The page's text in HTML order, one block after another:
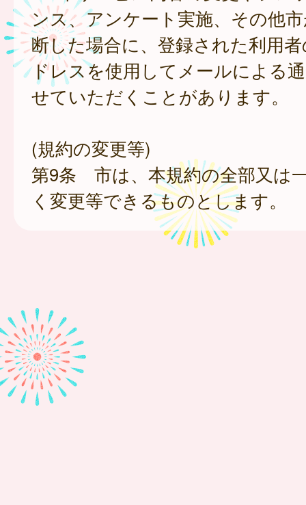
ンス、アンケート実施、その他
断した場合に、登録された利用
ドレスを使用してメールによる
せていただくことがあります。
(規約の変更等)
第9条 市は、本規約の全部又は
く変更等できるものとします。